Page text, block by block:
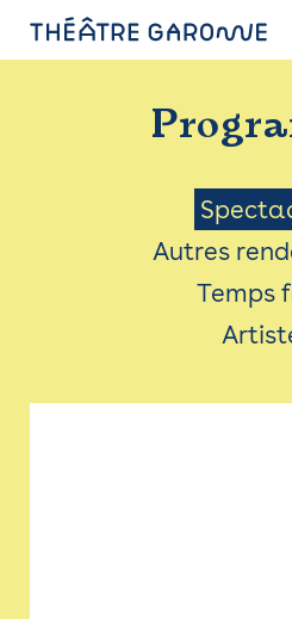
PROGRAMME
INFOS PRATIQUES
AVEC LES
ACCESSIBILITÉ
LES
Menu
Autres
Temps